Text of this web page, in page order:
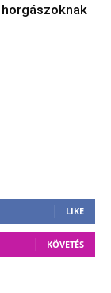
LIKE
KÖVETÉS